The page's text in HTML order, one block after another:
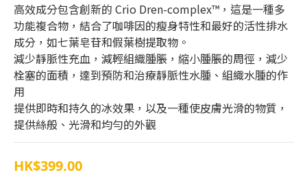
高效成分​包含創新的 Crio Dren-complex™，這是一種多
功能複合物，結合了咖啡因的瘦身特性和最好的活性排水
成分，如七葉皂苷和假葉樹提取物。
減少靜脈性充血，減輕組織腫脹，縮小腫脹的周徑，減少
栓塞的面積，達到預防和治療靜脈性水腫、組織水腫的作
用
提供即時和持久的冰效果，以及一種使皮膚光滑的物質，
提供絲般、光滑和均勻的外觀
HK$399.00